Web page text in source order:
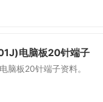
电脑板20针端子
脑板20针端子资料。